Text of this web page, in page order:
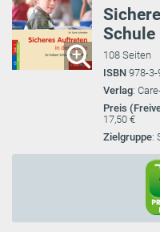
Schule
108 Seiten
ISBN 978-3-
Verlag:
Preis
17,50 €
Zielgruppe: